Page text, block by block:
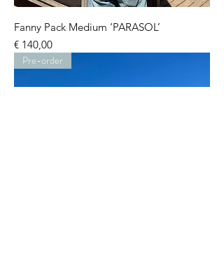
Fanny Pack Medium ‘PARASOL’
Prijs
€ 140,00
Pre-order